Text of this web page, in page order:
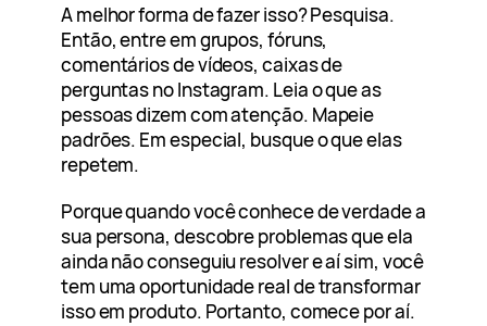
A melhor forma de fazer isso? Pesquisa.
Então, entre em grupos, fóruns,
comentários de vídeos, caixas de
perguntas no Instagram. Leia o que as
pessoas dizem com atenção. Mapeie
padrões. Em especial, busque o que elas
repetem.
Porque quando você conhece de verdade a
sua persona, descobre problemas que ela
ainda não conseguiu resolver e aí sim, você
tem uma oportunidade real de transformar
isso em produto. Portanto, comece por aí.